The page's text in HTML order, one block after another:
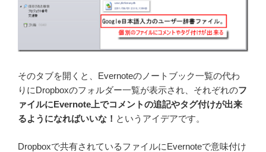
そのタブを開くと、Evernoteのノートブック一覧の代わ
りにDropboxのフォルダー一覧が表示され、それぞれのフ
ァイルにEvernote上でコメントの追記やタグ付けが出来
るようになればいいな！ というアイデアです。
Dropboxで共有されているファイルにEvernoteで意味付け